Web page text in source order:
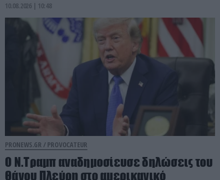
10.08.2026 | 10:48
PRONEWS.GR / PROVOCATEUR
Ο Ν.Τραμπ αναδημοσίευσε δηλώσεις του
Θάνου Πλεύρη στο αμερικανικό